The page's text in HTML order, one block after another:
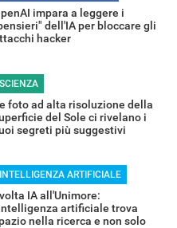
impara a leggere i
dell'IA per bloccare gli
hacker
SCIENZA
foto ad alta risoluzione della
del Sole ci rivelano i
segreti più suggestivi
INTELLIGENZA ARTIFICIALE
IA all'Unimore:
artificiale trova
nella ricerca e non solo